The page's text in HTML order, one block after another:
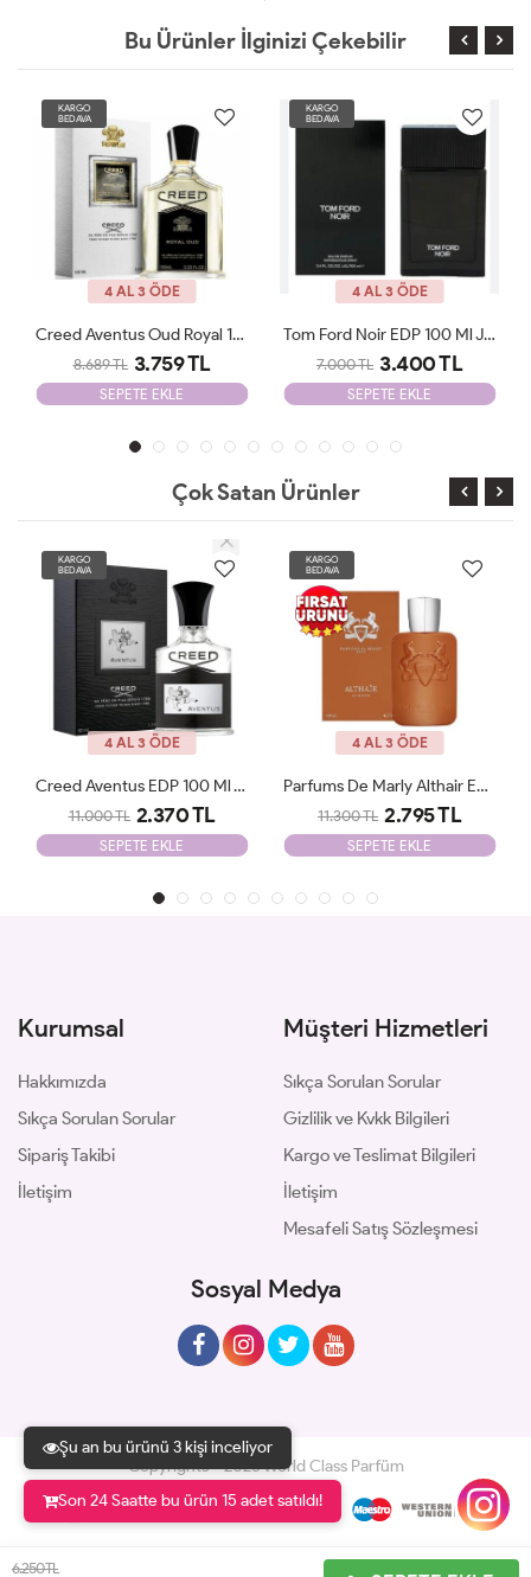
6.250 TL
Şu an bu ürünü 3 kişi inceliyor
Son 24 Saatte bu ürün 15 adet satıldı!
Bu Ürünler İlginizi Çekebilir
KARGO
BEDAVA
4 AL 3 ÖDE
Tom Ford Noir EDP 100 Ml JLT Man
7.000 TL 3.400 TL
SEPETE EKLE
KARGO
BEDAVA
4 AL 3 ÖDE
CAROLİNA HERRERA 212 VİP MEN EDT 100 ML JLT Man
6.500 TL 3.199 TL
SEPETE EKLE
Çok Satan Ürünler
KARGO
BEDAVA
4 AL 3 ÖDE
11.300 TL 2.795 TL
SEPETE EKLE
KARGO
BEDAVA
4 AL 3 ÖDE
7.300 TL 2.990 TL
SEPETE EKLE
Kurumsal
Hakkımızda
Sıkça Sorulan Sorular
Sipariş Takibi
İletişim
Müşteri Hizmetleri
Sıkça Sorulan Sorular
Gizlilik ve Kvkk Bilgileri
Kargo ve Teslimat Bilgileri
İletişim
Mesafeli Satış Sözleşmesi
Sosyal Medya
Copyrights © 2026 World Class Parfüm
Geliştir - powered by innovation